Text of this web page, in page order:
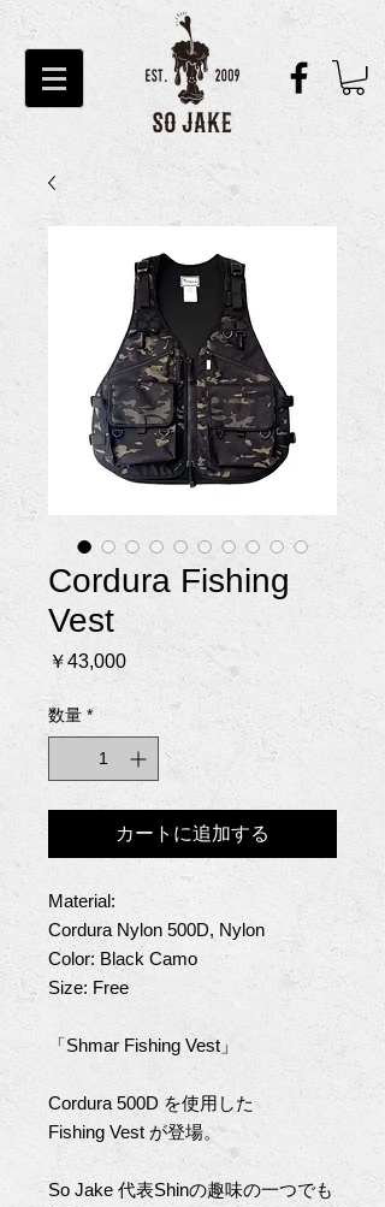
Cordura Fishing
Vest
￥43,000価
数量 *
カートに追加する
Material:
Cordura Nylon 500D, Nylon
Color: Black Camo
Size: Free
「Shmar Fishing Vest」
Cordura 500D を使用した
Fishing Vest が登場。
So Jake 代表Shinの趣味の一つでも